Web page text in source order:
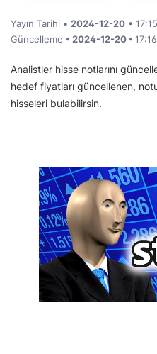
Yayın Tarihi • 2024-12-20 •
Güncelleme • 2024-12-20 •
Analistler hisse notlarını
hedef fiyatları güncellenen,
hisseleri bulabilirsin.